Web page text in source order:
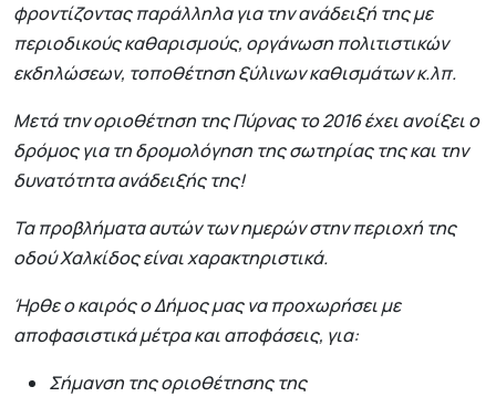
φροντίζοντας παράλληλα για την ανάδειξή της με
περιοδικούς καθαρισμούς, οργάνωση πολιτιστικών
εκδηλώσεων, τοποθέτηση ξύλινων καθισμάτων κ.λπ.
Μετά την οριοθέτηση της Πύρνας το 2016 έχει ανοίξει ο
δρόμος για τη δρομολόγηση της σωτηρίας της και την
δυνατότητα ανάδειξής της!
Τα προβλήματα αυτών των ημερών στην περιοχή της
οδού Χαλκίδος είναι χαρακτηριστικά.
Ήρθε ο καιρός ο Δήμος μας να προχωρήσει με
αποφασιστικά μέτρα και αποφάσεις, για:
Σήμανση της οριοθέτησης της